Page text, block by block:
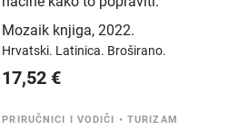
Mozaik knjiga,2022.
Hrvatski. Latinica. Broširano.
17,52 €
PRIRUČNICI I VODIČI • TURIZAM